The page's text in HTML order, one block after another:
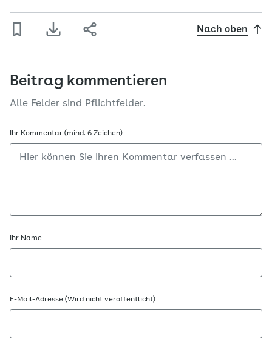
Nach oben
Beitrag kommentieren
Alle Felder sind Pflichtfelder.
Ihr Kommentar (mind. 6 Zeichen)
Ihr Name
E-Mail-Adresse (Wird nicht veröffentlicht)